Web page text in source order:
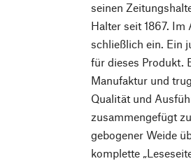
seinen
Halter seit 1867.
schließlich ein. Ein
für dieses Produkt.
Manufaktur und
Qualität und
zusammengefügt
gebogener Weide
komplette